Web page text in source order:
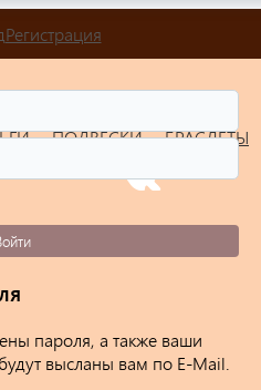
ПОДВЕСКИ БРАСЛЕТЫ
Регистрация
пароля, а также ваши
высланы вам по E-Mail.